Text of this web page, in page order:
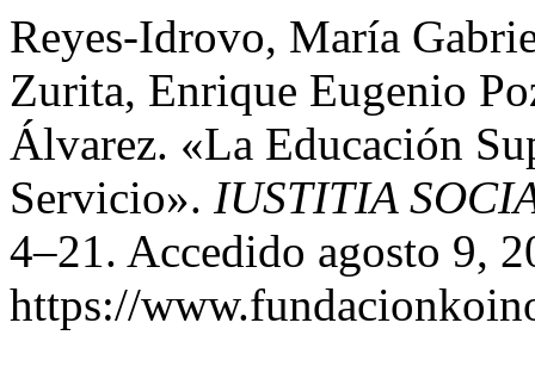
Reyes-Idrovo, María
Zurita, Enrique Eugenio
Álvarez. «La Educación
Servicio». IUSTITIA
4–21. Accedido agosto 9,
https://